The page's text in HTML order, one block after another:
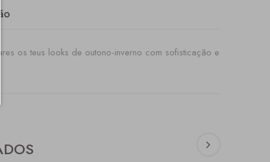
os teus looks de outono-inverno com sofisticação e